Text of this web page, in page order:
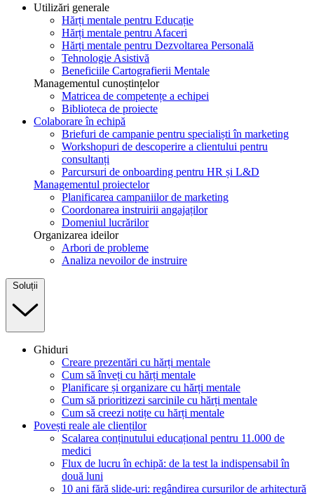
Utilizări generale
Hărți mentale pentru Educație
Hărți mentale pentru Afaceri
Hărți mentale pentru Dezvoltarea Personală
Tehnologie Asistivă
Beneficiile Cartografierii Mentale
Managementul cunoștințelor
Matricea de competențe a echipei
Biblioteca de proiecte
Colaborare în echipă
Briefuri de campanie pentru specialiști în marketing
Workshopuri de descoperire a clientului pentru
consultanți
Parcursuri de onboarding pentru HR și L&D
Managementul proiectelor
Planificarea campaniilor de marketing
Coordonarea instruirii angajaților
Domeniul lucrărilor
Organizarea ideilor
Arbori de probleme
Analiza nevoilor de instruire
Soluții
Ghiduri
Creare prezentări cu hărți mentale
Cum să înveți cu hărți mentale
Planificare și organizare cu hărți mentale
Cum să prioritizezi sarcinile cu hărți mentale
Cum să creezi notițe cu hărți mentale
Povești reale ale clienților
Scalarea conținutului educațional pentru 11.000 de
medici
Flux de lucru în echipă: de la test la indispensabil în
două luni
10 ani fără slide-uri: regândirea cursurilor de arhitectură